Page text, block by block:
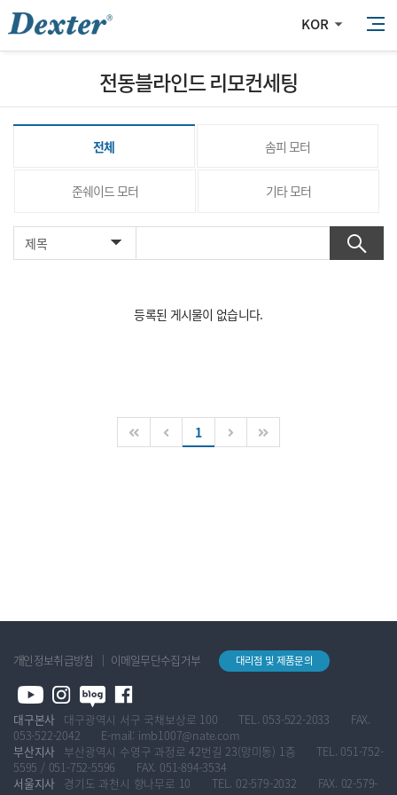
KOR
전동블라인드 리모컨세팅
전체 솜피 모터
준쉐이드 모터 기타 모터
등록된 게시물이 없습니다.
1
개인정보취급방침 이메일무단수집거부 대리점 및 제품문의
대구본사 대구광역시 서구 국채보상로 100 TEL. 053-522-2033
FAX.
053-522-2042
E-mail: imb1007@nate.com
부산지사 부산광역시 수영구 과정로 42번길 23(망미동) 1층
TEL. 051-752-
5595 / 051-752-5596
FAX. 051-894-3534
서울지사 경기도 과천시 향나무로 10 TEL. 02-579-2032
FAX. 02-579-